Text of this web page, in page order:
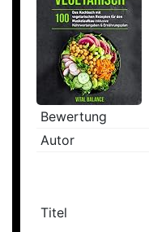
Bewertung
Autor
Titel